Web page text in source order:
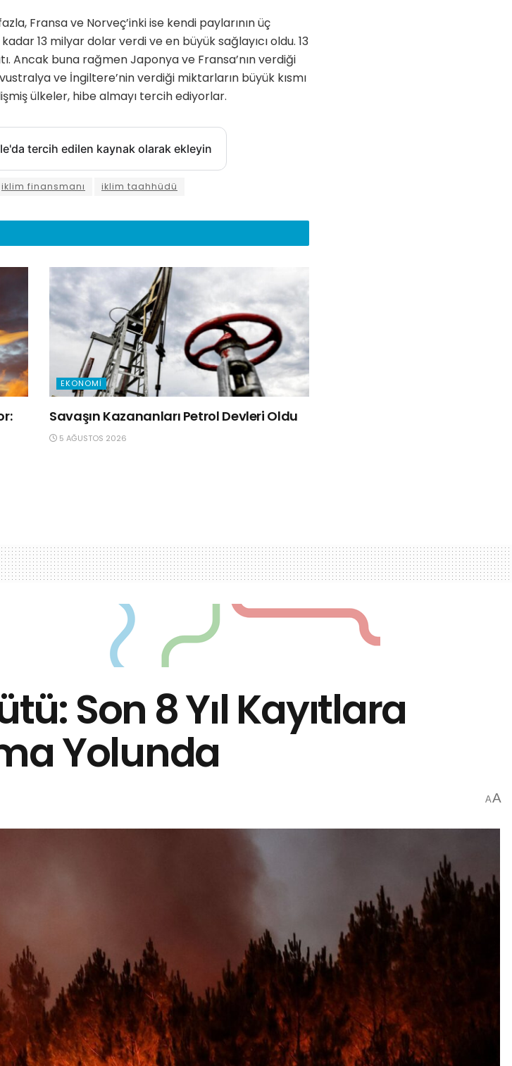
Fransa ve Norveç’inki ise kendi paylarının üç
13 milyar dolar verdi ve en büyük sağlayıcı oldu. 13
Ancak buna rağmen Japonya ve Fransa’nın verdiği
ve İngiltere’nin verdiği miktarların büyük kısmı
ülkeler, hibe almayı tercih ediyorlar.
tercih edilen kaynak olarak ekleyin
iklim finansmanı iklim taahhüdü
EKONOMI
Savaşın Kazananları Petrol Devleri Oldu
5 AĞUSTOS 2026
Son 8 Yıl Kayıtlara
Yolunda
AA